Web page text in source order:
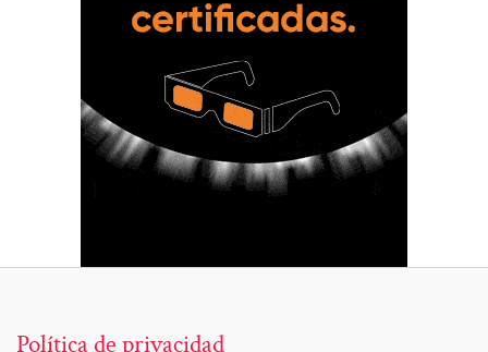
Política de privacidad